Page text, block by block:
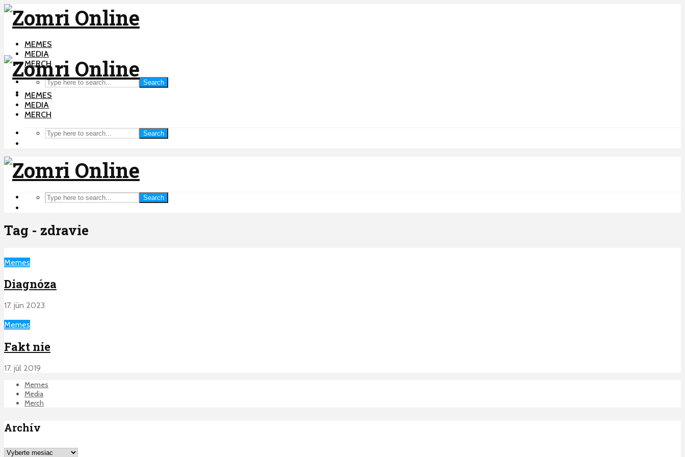
MEMES
MEDIA
MERCH
Search
MEMES
MEDIA
MERCH
Search
Search
Tag - zdravie
Memes
Diagnóza
17. jún 2023
Memes
Fakt nie
17. júl 2019
Memes
Media
Merch
Archív
Archív